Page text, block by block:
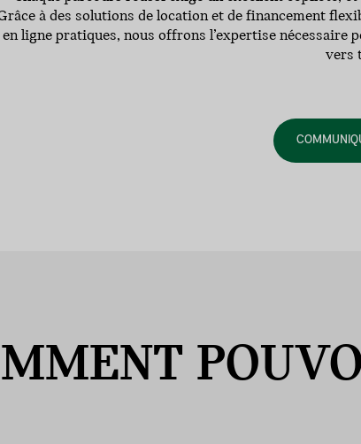
à des solutions de location et de financement
en ligne pratiques, nous offrons l’expertise nécessaire
vers